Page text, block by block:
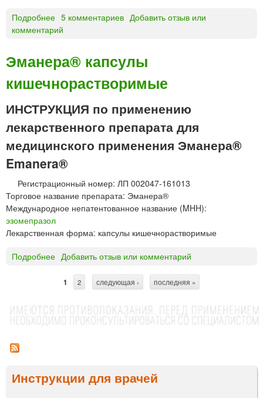
т
»
з
д
я
р
и
м
а
н
у
т
р
ь
Подробнее
Э
е
й
п
®
т
а
л
е
к
и
5 комментариев Добавить отзыв или
комментарий
Эманера® капсулы
кишечнорастворимые
ИНСТРУКЦИЯ по применению
лекарственного препарата для
медицинского применения Эманера®
Emanera®
Регистрационный номер: ЛП 002047-161013
Торговое название препарата: Эманера®
Международное непатентованное название (MHH):
эзомепразол
Лекарственная форма: капсулы кишечнорастворимые
Подробнее
н
е
а
Добавить отзыв или комментарий
т
а
и
1 2 следующая › последняя »
Инструкции для врачей